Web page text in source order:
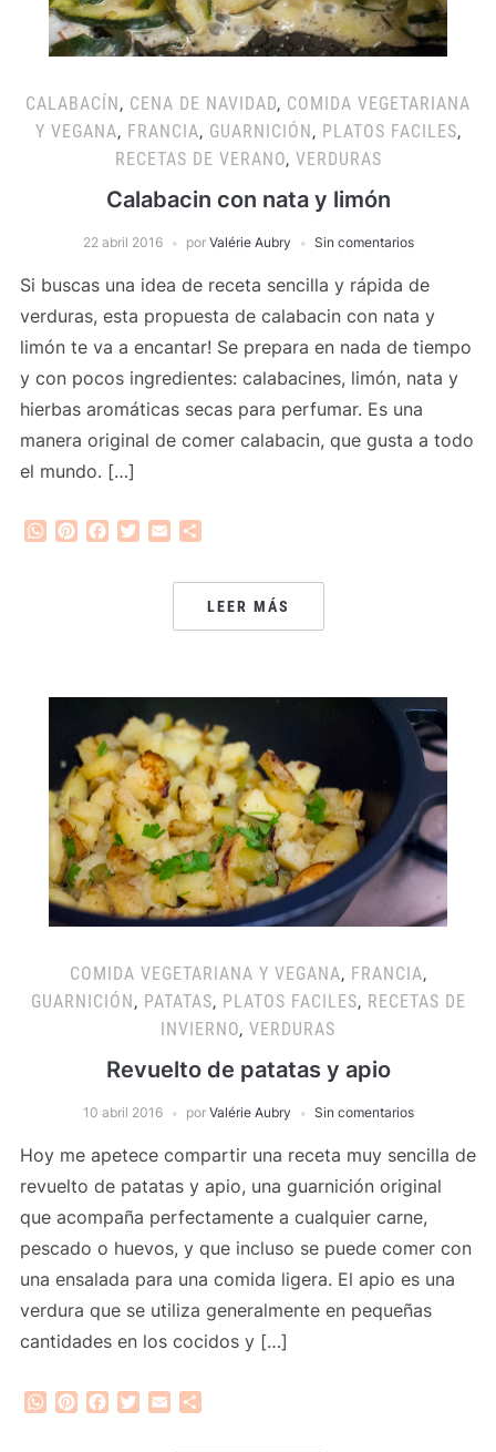
CALABACÍN, CENA DE NAVIDAD, COMIDA VEGETARIANA
Y VEGANA, FRANCIA, GUARNICIÓN, PLATOS FACILES,
RECETAS DE VERANO, VERDURAS
Calabacin con nata y limón
22 abril 2016 por Valérie Aubry Sin comentarios
Si buscas una idea de receta sencilla y rápida de
verduras, esta propuesta de calabacin con nata y
limón te va a encantar! Se prepara en nada de tiempo
y con pocos ingredientes: calabacines, limón, nata y
hierbas aromáticas secas para perfumar. Es una
manera original de comer calabacin, que gusta a todo
el mundo. […]
WhatsApp
PinterestFacebook
Twitter
Email
LEER MÁS
COMIDA VEGETARIANA Y VEGANA, FRANCIA,
GUARNICIÓN, PATATAS, PLATOS FACILES, RECETAS DE
INVIERNO, VERDURAS
Revuelto de patatas y apio
10 abril 2016 por Valérie Aubry Sin comentarios
Hoy me apetece compartir una receta muy sencilla de
revuelto de patatas y apio, una guarnición original
que acompaña perfectamente a cualquier carne,
pescado o huevos, y que incluso se puede comer con
una ensalada para una comida ligera. El apio es una
verdura que se utiliza generalmente en pequeñas
cantidades en los cocidos y […]
WhatsApp
PinterestFacebook
Twitter
Email